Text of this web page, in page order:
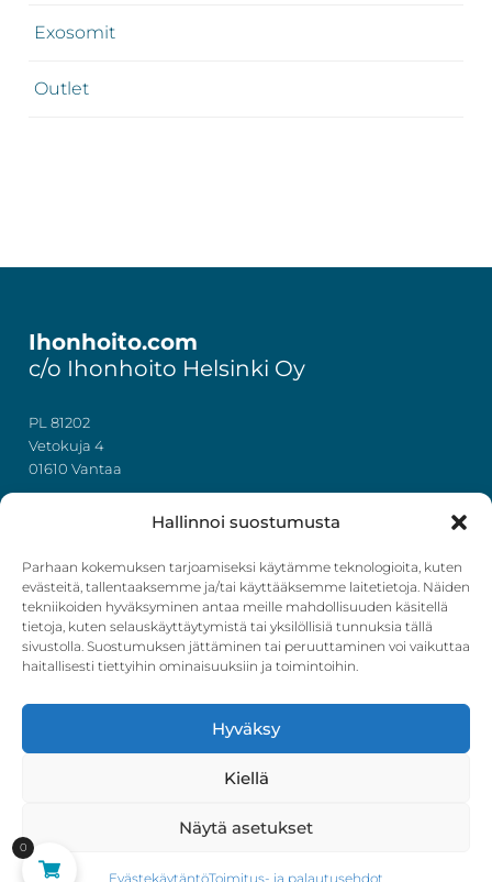
Hallinnoi suostumusta
Parhaan kokemuksen tarjoamiseksi käytämme teknologioita, kuten
evästeitä, tallentaaksemme ja/tai käyttääksemme laitetietoja. Näiden
tekniikoiden hyväksyminen antaa meille mahdollisuuden käsitellä
tietoja, kuten selauskäyttäytymistä tai yksilöllisiä tunnuksia tällä
sivustolla. Suostumuksen jättäminen tai peruuttaminen voi vaikuttaa
haitallisesti tiettyihin ominaisuuksiin ja toimintoihin.
Hyväksy
Kiellä
Näytä asetukset
EvästekäytäntöToimitus- ja palautusehdot
Exosomit
Outlet
Ihonhoito.com
c/o Ihonhoito Helsinki Oy
PL 81202
Vetokuja 4
01610 Vantaa
info@ihonhoito.com
Facebook Instagram
Verkkokauppa
0